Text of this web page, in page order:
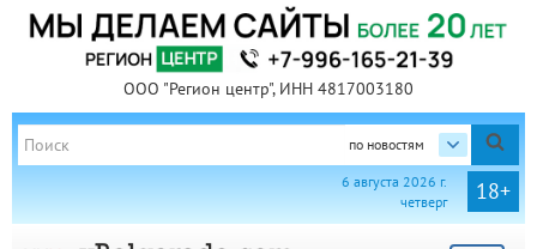
ООО "Регион центр", ИНН 4817003180
по новостям
18+
6 августа 2026 г.
четверг